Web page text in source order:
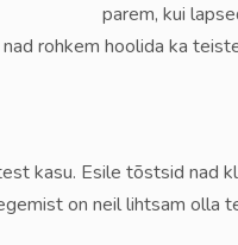
parem, kui
rohkem hoolida ka
kasu. Esile tõstsid nad
on neil lihtsam olla